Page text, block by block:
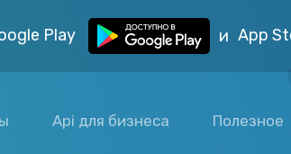
Play и App
Api для бизнеса Полезное